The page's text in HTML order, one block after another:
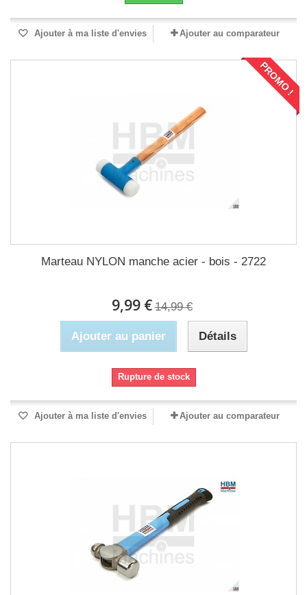
Ajouter à ma liste d'envies Ajouter au comparateur
PROMO !
Marteau NYLON manche acier - bois - 2722
9,99 € 14,99 €
Ajouter au panier Détails
Rupture de stock
Ajouter à ma liste d'envies Ajouter au comparateur